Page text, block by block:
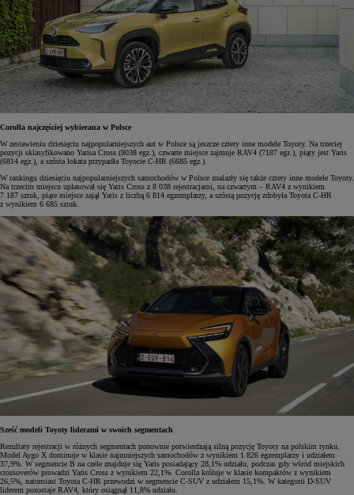
Corolla najczęściej wybierana w Polsce
W zestawieniu dziesięciu najpopularniejszych aut w Polsce są jeszcze cztery inne modele Toyoty. Na trzeciej
pozycji sklasyfikowano Yarisa Cross (8038 egz.), czwarte miejsce zajmuje RAV4 (7187 egz.), piąty jest Yaris
(6814 egz.), a szósta lokata przypadła Toyocie C-HR (6685 egz.).
W rankingu dziesięciu najpopularniejszych samochodów w Polsce znalazły się także cztery inne modele Toyoty.
Na trzecim miejscu uplasował się Yaris Cross z 8 038 rejestracjami, na czwartym – RAV4 z wynikiem
7 187 sztuk, piąte miejsce zajął Yaris z liczbą 6 814 egzemplarzy, a szóstą pozycję zdobyła Toyota C-HR
z wynikiem 6 685 sztuk.
Sześć modeli Toyoty liderami w swoich segmentach
Rezultaty rejestracji w różnych segmentach ponownie potwierdzają silną pozycję Toyoty na polskim rynku.
Model Aygo X dominuje w klasie najmniejszych samochodów z wynikiem 1 826 egzemplarzy i udziałem
37,9%. W segmencie B na czele znajduje się Yaris posiadający 28,1% udziału, podczas gdy wśród miejskich
crossoverów prowadzi Yaris Cross z wynikiem 22,1%. Corolla króluje w klasie kompaktów z wynikiem
26,5%, natomiast Toyota C-HR przewodzi w segmencie C-SUV z udziałem 15,1%. W kategorii D-SUV
liderem pozostaje RAV4, który osiągnął 11,8% udziału.